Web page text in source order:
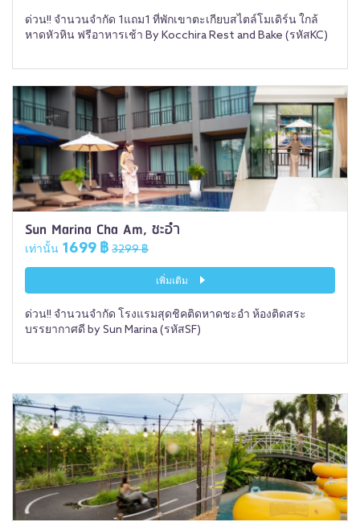
ด่วน!! จำนวนจำกัด 1แถม1 ที่พักเขาตะเกียบสไตล์โมเดิร์น ใกล้
หาดหัวหิน ฟรีอาหารเช้า By Kocchira Rest and Bake (รหัสKC)
Sun Marina Cha Am, ชะอำ
เท่านั้น 1699 ฿ 3299 ฿
เพิ่มเติม
ด่วน!! จำนวนจำกัด โรงแรมสุดชิคติดหาดชะอำ ห้องติดสระ
บรรยากาศดี by Sun Marina (รหัสSF)